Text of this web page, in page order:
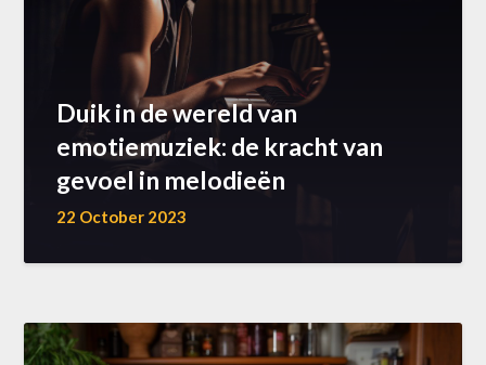
Duik in de wereld van
emotiemuziek: de kracht van
gevoel in melodieën
22 October 2023